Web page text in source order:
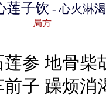
莲子饮 - 心火淋渴
局方
参 地骨柴
子 躁烦消